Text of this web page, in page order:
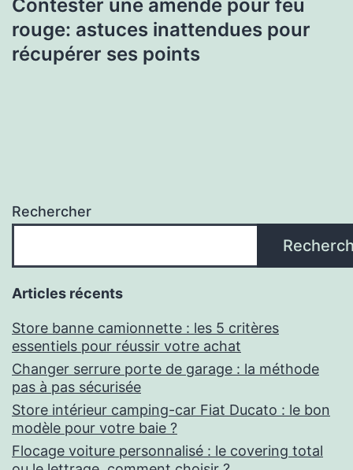
Contester une amende pour feu
rouge: astuces inattendues pour
récupérer ses points
Rechercher
Articles récents
Store banne camionnette : les 5 critères
essentiels pour réussir votre achat
Changer serrure porte de garage : la méthode
pas à pas sécurisée
Store intérieur camping-car Fiat Ducato : le bon
modèle pour votre baie ?
Flocage voiture personnalisé : le covering total